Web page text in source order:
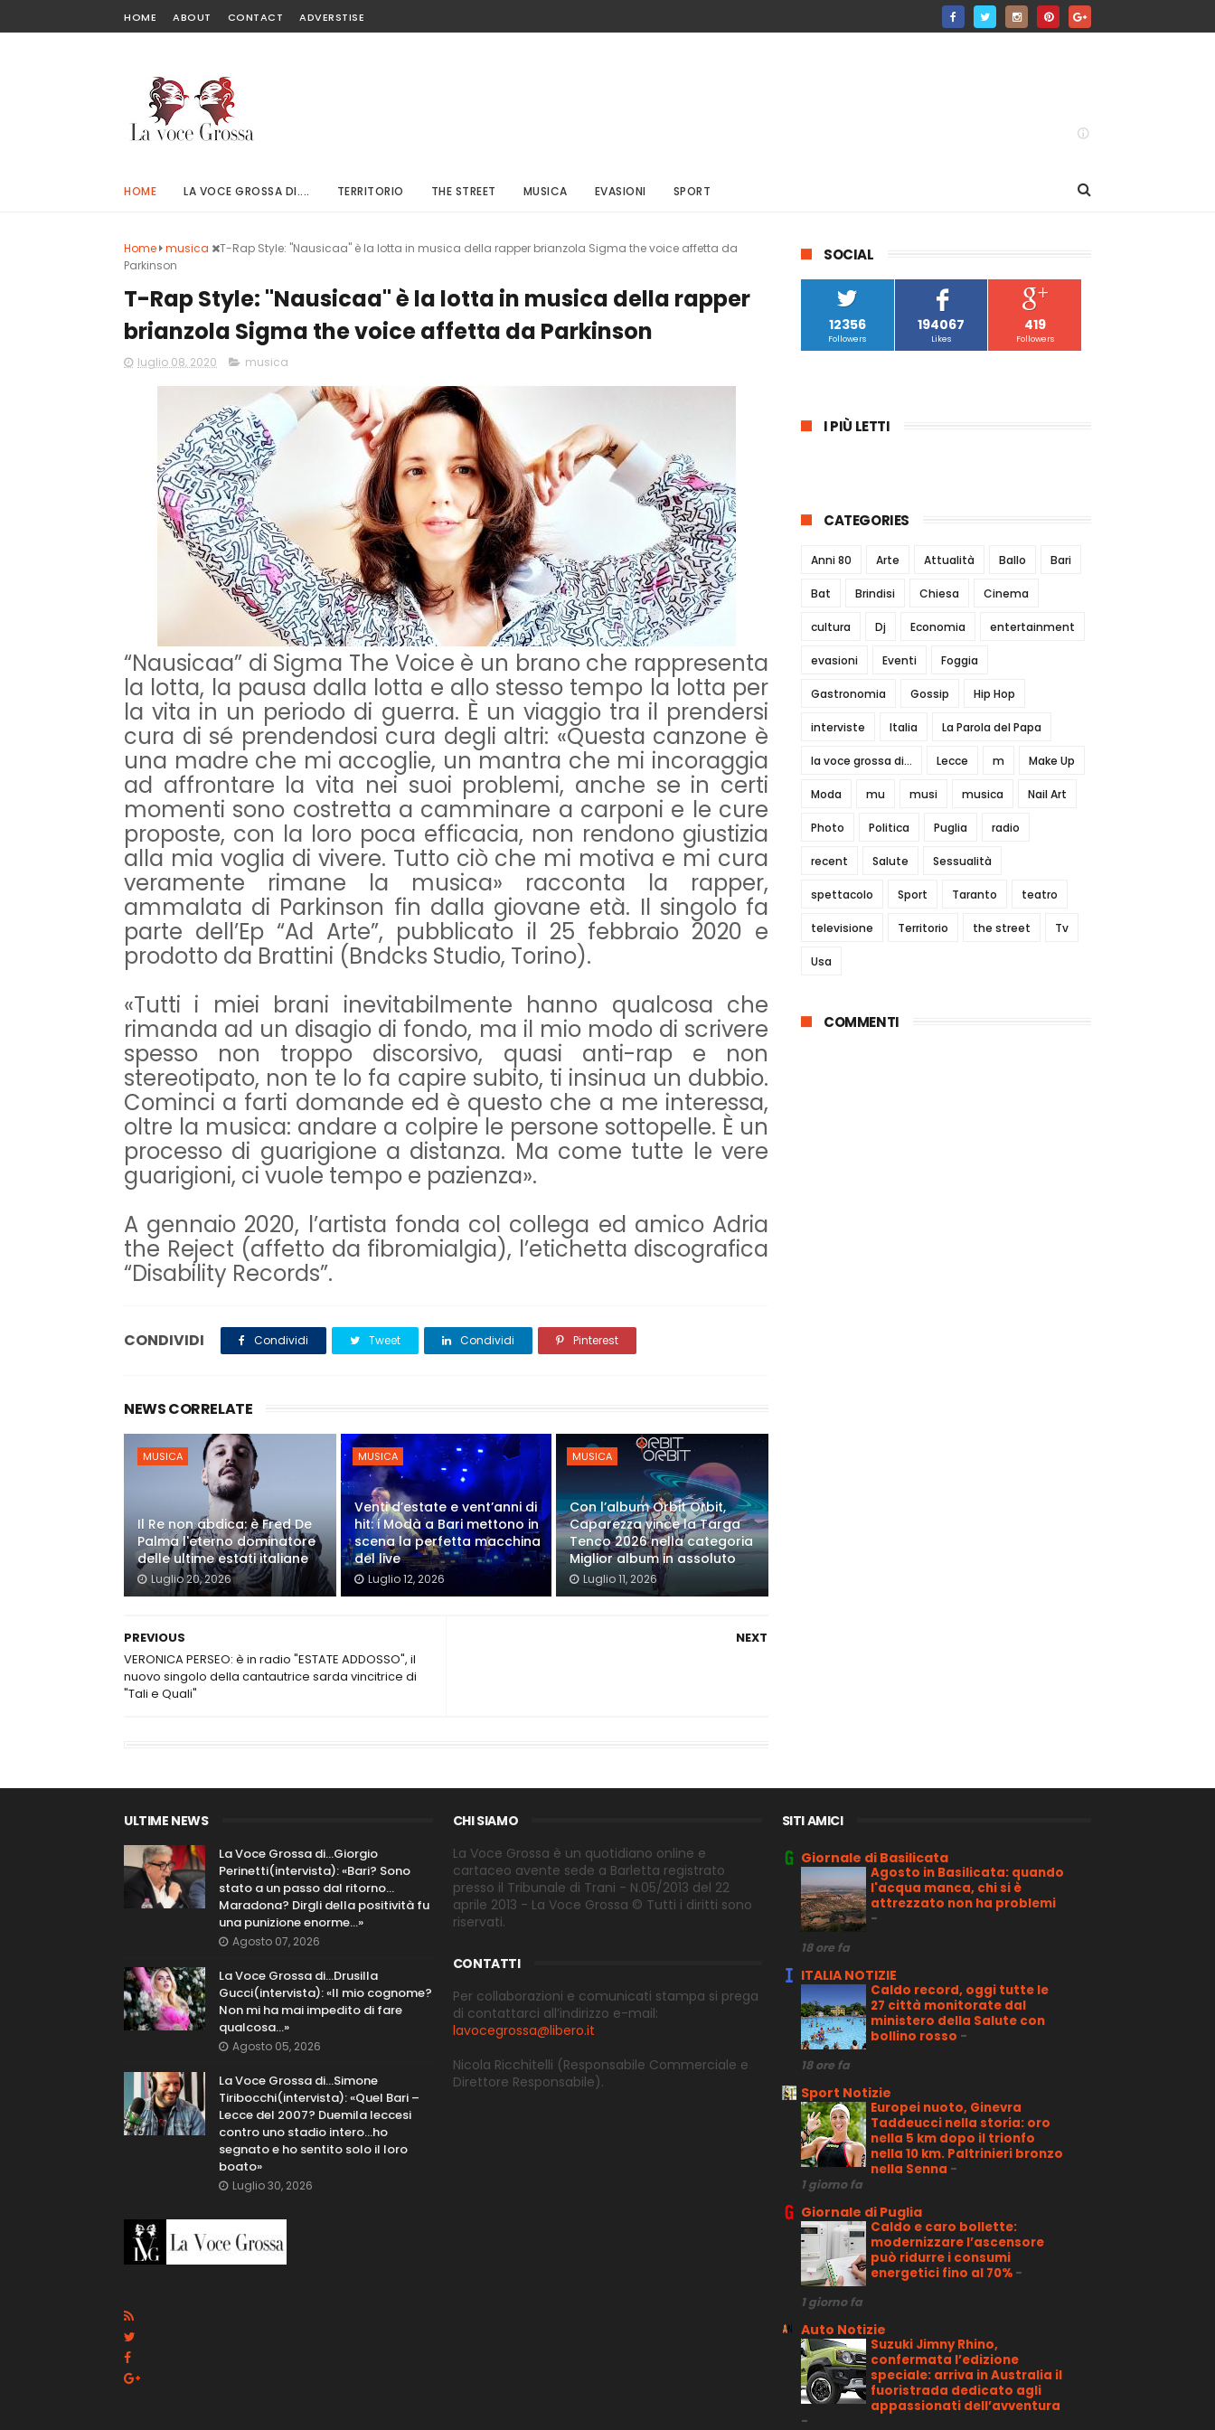
HOME ABOUT CONTACT ADVERSTISE
HOME LA VOCE GROSSA DI.... TERRITORIO THE STREET MUSICA EVASIONI SPORT
Home musica
T-Rap Style: "Nausicaa" è la lotta in musica della rapper brianzola Sigma the voice affetta da
Parkinson
T-Rap Style: "Nausicaa" è la lotta in musica della rapper
brianzola Sigma the voice affetta da Parkinson
luglio 08, 2020 musica
“Nausicaa” di Sigma The Voice è un brano che rappresenta
la lotta, la pausa dalla lotta e allo stesso tempo la lotta per
la vita in un periodo di guerra. È un viaggio tra il prendersi
cura di sé prendendosi cura degli altri: «Questa canzone è
una madre che mi accoglie, un mantra che mi incoraggia
ad affrontare la vita nei suoi problemi, anche se in certi
momenti sono costretta a camminare a carponi e le cure
proposte, con la loro poca efficacia, non rendono giustizia
alla mia voglia di vivere. Tutto ciò che mi motiva e mi cura
veramente rimane la musica» racconta la rapper,
ammalata di Parkinson fin dalla giovane età. Il singolo fa
parte dell’Ep “Ad Arte”, pubblicato il 25 febbraio 2020 e
prodotto da Brattini (Bndcks Studio, Torino).
«Tutti i miei brani inevitabilmente hanno qualcosa che
rimanda ad un disagio di fondo, ma il mio modo di scrivere
spesso non troppo discorsivo, quasi anti-rap e non
stereotipato, non te lo fa capire subito, ti insinua un dubbio.
Cominci a farti domande ed è questo che a me interessa,
oltre la musica: andare a colpire le persone sottopelle. È un
processo di guarigione a distanza. Ma come tutte le vere
guarigioni, ci vuole tempo e pazienza».
A gennaio 2020, l’artista fonda col collega ed amico Adria
the Reject (affetto da fibromialgia), l’etichetta discografica
“Disability Records”.
CONDIVIDI Condividi Tweet Condividi Pinterest
NEWS CORRELATE
MUSICA
Il Re non abdica: è Fred De
Palma l'eterno dominatore
delle ultime estati italiane
Luglio 20, 2026
MUSICA
Venti d’estate e vent’anni di
hit: i Modà a Bari mettono in
scena la perfetta macchina
del live
Luglio 12, 2026
MUSICA
Con l’album Orbit Orbit,
Caparezza vince la Targa
Tenco 2026 nella categoria
Miglior album in assoluto
Luglio 11, 2026
NEXT
PREVIOUS
VERONICA PERSEO: è in radio "ESTATE ADDOSSO", il
nuovo singolo della cantautrice sarda vincitrice di
"Tali e Quali"
SOCIAL
12356
Followers
194067
Likes
419
Followers
I PIÙ LETTI
CATEGORIES
Anni 80 Arte Attualità Ballo Bari
Bat Brindisi Chiesa Cinema
cultura Dj Economia entertainment
evasioni Eventi Foggia
Gastronomia Gossip Hip Hop
interviste Italia La Parola del Papa
la voce grossa di... Lecce m Make Up
Moda mu musi musica Nail Art
Photo Politica Puglia radio
recent Salute Sessualità
spettacolo Sport Taranto teatro
televisione Territorio the street Tv
Usa
COMMENTI
ULTIME NEWS
La Voce Grossa di…Giorgio
Perinetti(intervista): «Bari? Sono
stato a un passo dal ritorno...
Maradona? Dirgli della positività fu
una punizione enorme…»
Agosto 07, 2026
La Voce Grossa di…Drusilla
Gucci(intervista): «Il mio cognome?
Non mi ha mai impedito di fare
qualcosa…»
Agosto 05, 2026
La Voce Grossa di…Simone
Tiribocchi(intervista): «Quel Bari –
Lecce del 2007? Duemila leccesi
contro uno stadio intero...ho
segnato e ho sentito solo il loro
boato»
Luglio 30, 2026
CHI SIAMO
La Voce Grossa è un quotidiano online e
cartaceo avente sede a Barletta registrato
presso il Tribunale di Trani - N.05/2013 del 22
aprile 2013 - La Voce Grossa © Tutti i diritti sono
riservati.
CONTATTI
Per collaborazioni e comunicati stampa si prega
di contattarci all’indirizzo e-mail:
lavocegrossa@libero.it
Nicola Ricchitelli (Responsabile Commerciale e
Direttore Responsabile).
SITI AMICI
Giornale di Basilicata
Agosto in Basilicata: quando
l'acqua manca, chi si è
attrezzato non ha problemi
-
18 ore fa
ITALIA NOTIZIE
Caldo record, oggi tutte le
27 città monitorate dal
ministero della Salute con
bollino rosso -
18 ore fa
Sport Notizie
Europei nuoto, Ginevra
Taddeucci nella storia: oro
nella 5 km dopo il trionfo
nella 10 km. Paltrinieri bronzo
nella Senna -
1 giorno fa
Giornale di Puglia
Caldo e caro bollette:
modernizzare l’ascensore
può ridurre i consumi
energetici fino al 70% -
1 giorno fa
Auto Notizie
Suzuki Jimny Rhino,
confermata l’edizione
speciale: arriva in Australia il
fuoristrada dedicato agli
appassionati dell’avventura
-